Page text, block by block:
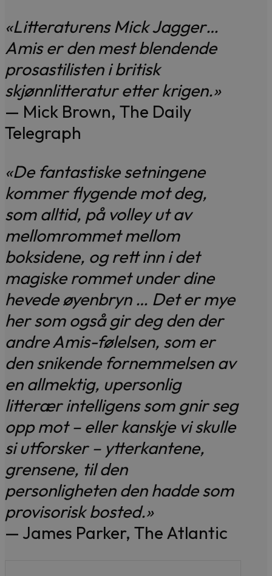
«Litteraturens Mick Jagger…
Amis er den mest blendende
prosastilisten i britisk
skjønnlitteratur etter krigen.»
— Mick Brown, The Daily
Telegraph
«De fantastiske setningene
kommer flygende mot deg,
som alltid, på volley ut av
mellomrommet mellom
boksidene, og rett inn i det
magiske rommet under dine
hevede øyenbryn … Det er mye
her som også gir deg den der
andre Amis-følelsen, som er
den snikende fornemmelsen av
en allmektig, upersonlig
litterær intelligens som gnir seg
opp mot – eller kanskje vi skulle
si utforsker – ytterkantene,
grensene, til den
personligheten den hadde som
provisorisk bosted.»
— James Parker, The Atlantic